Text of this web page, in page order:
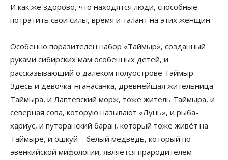
И как же здорово, что находятся люди, способные
потратить свои силы, время и талант на этих женщин.
Особенно поразителен набор «Таймыр», созданный
руками сибирских мам особенных детей, и
рассказывающий о далёком полуострове Таймыр.
Здесь и девочка-нганасанка, древнейшая жительница
Таймыра, и Лаптевский морж, тоже житель Таймыра, и
северная сова, которую называют «Лунь», и рыба-
хариус, и путоранский баран, который тоже живёт на
Таймыре, и ошкуй – белый медведь, который по
эвенкийской мифологии, является прародителем